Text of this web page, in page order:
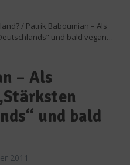
/ Patrik Baboumian – Als
und bald vegan…
– Als
und bald
2011